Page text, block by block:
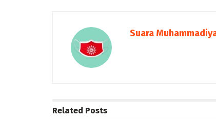
Suara
Related Posts